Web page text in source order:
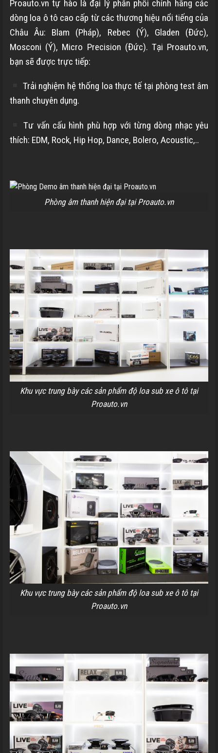
Proauto.vn tự hào là đại lý phân phối chính hãng các
dòng loa ô tô cao cấp từ các thương hiệu nổi tiếng của
Châu Âu: Blam (Pháp), Rebec (Ý), Gladen (Đức),
Mosconi (Ý), Micro Precision (Đức). Tại Proauto.vn,
bạn sẽ được trực tiếp:
Trải nghiệm hệ thống loa thực tế tại phòng test âm
thanh chuyên dụng.
Tư vấn cấu hình phù hợp với từng dòng nhạc yêu
thích: EDM, Rock, Hip Hop, Dance, Bolero, Acoustic,..
Phòng âm thanh hiện đại tại Proauto.vn
Khu vực trung bày các sản phẩm độ loa sub xe ô tô tại
Proauto.vn
Khu vực trung bày các sản phẩm độ loa sub xe ô tô tại
Proauto.vn